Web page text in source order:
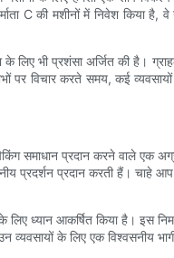
C की मशीनों में निवेश
के लिए भी प्रशंसा अर्जित की है।
पर विचार करते समय, कई
समाधान प्रदान करने वाले एक
प्रदर्शन प्रदान करती हैं। चाहे
ध्यान आकर्षित किया है। इस
व्यवसायों के लिए एक विश्वसनीय